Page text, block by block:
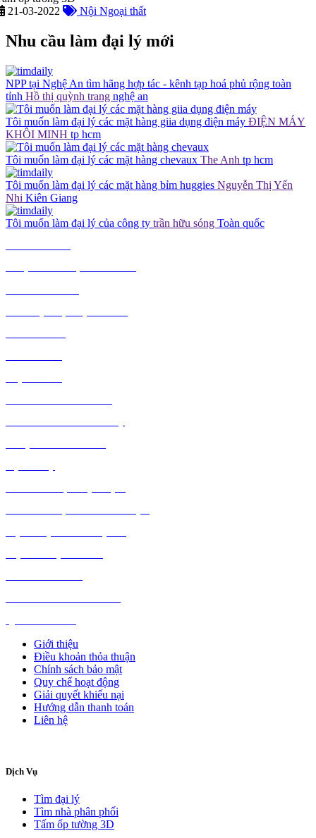
21-03-2022
Nội Ngoại thất
Nhu cầu làm đại lý mới
NPP tại Nghệ An tìm hãng hợp tác - kênh tạp hoá phủ rộng toàn
tỉnh Hồ thị quỳnh trang nghệ an
Tôi muốn làm đại lý các mặt hàng giia dụng điện máy ĐIỆN MÁY
KHÔI MINH tp hcm
Tôi muốn làm đại lý các mặt hàng chevaux The Anh tp hcm
Tôi muốn làm đại lý các mặt hàng bỉm huggies Nguyễn Thị Yến
Nhi Kiên Giang
Tôi muốn làm đại lý của công ty trần hữu sóng Toàn quốc
Giới thiệu
Điều khoản thỏa thuận
Chính sách bảo mật
Quy chế hoạt động
Giải quyết khiếu nại
Hướng dẫn thanh toán
Liên hệ
Dịch Vụ
Tìm đại lý
Tìm nhà phân phối
Tấm ốp tường 3D